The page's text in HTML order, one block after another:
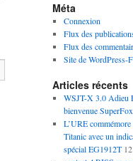
Méta
Connexion
Flux des
Flux des
Site de WordPress-
Articles récents
WSJT-X 3.0 Adieu
bienvenue SuperFox
L’URE
Titanic avec un
spécial EG1912T